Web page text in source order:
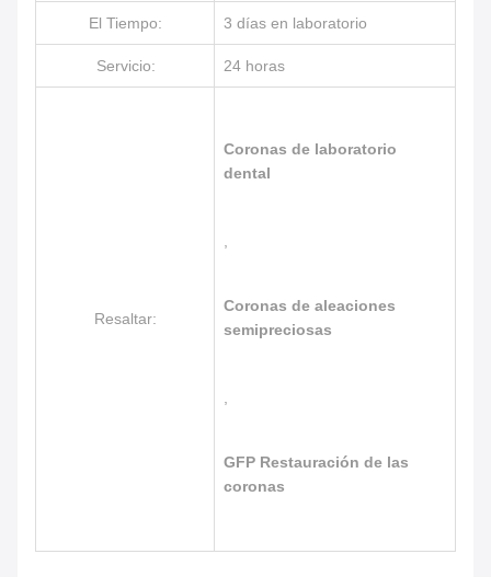
El Tiempo: 3 días en laboratorio
Servicio: 24 horas
Resaltar:
Coronas de laboratorio
dental
Coronas de aleaciones
semipreciosas
GFP Restauración de las
coronas